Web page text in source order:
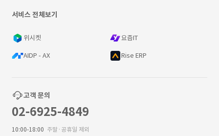
서비스 전체보기
위시켓 요즘IT
AIDP - AX Rise ERP
고객 문의
02-6925-4849
10:00-18:00 주말·공휴일 제외